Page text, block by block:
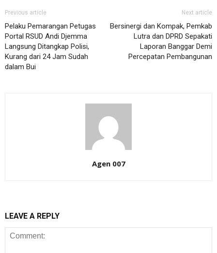
Previous article
Pelaku Pemarangan Petugas
Portal RSUD Andi Djemma
Langsung Ditangkap Polisi,
Kurang dari 24 Jam Sudah
dalam Bui
Next article
Bersinergi dan Kompak, Pemkab
Lutra dan DPRD Sepakati
Laporan Banggar Demi
Percepatan Pembangunan
Agen 007
LEAVE A REPLY